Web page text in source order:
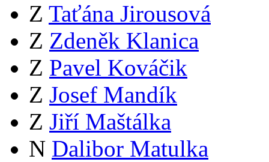
Z Taťána Jirousová
Z Zdeněk Klanica
Z Pavel Kováčik
Z Josef Mandík
Z Jiří Maštálka
N Dalibor Matulka